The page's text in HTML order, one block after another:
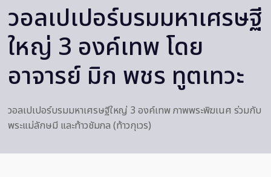
วอลเปเปอร์บรมมหาเศรษฐี
ใหญ่ 3 องค์เทพ โดย
อาจารย์ มิก พชร ทูตเทวะ
วอลเปเปอร์บรมมหาเศรษฐีใหญ่ 3 องค์เทพ ภาพพระพิฆเนศ ร่วมกับ
พระแม่ลักษมี และท้าวชัมภล (ท้าวกุเวร)